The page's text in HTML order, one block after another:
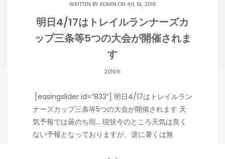
WRITTEN BY ADMIN ON 4月 16, 2016
明日4/17はトレイルランナーズカ
ップ三条等5つの大会が開催されま
す
2016年
[easingslider id=”833″] 明日4/17はトレイルラン
ナーズカップ三条等5つの大会が開催されます 天
気予報では曇のち雨… 現状今のところ天気は良く
ない予報となっておりますが、逆に暑くは無